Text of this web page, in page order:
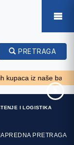
PRETRAGA
iz naše baze
Kymco 50 4T
I LOGISTIKA
PRETRAGA